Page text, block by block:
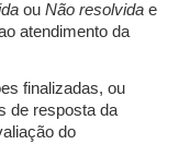
ou Não resolvida e
atendimento da
finalizadas, ou
de resposta da
do